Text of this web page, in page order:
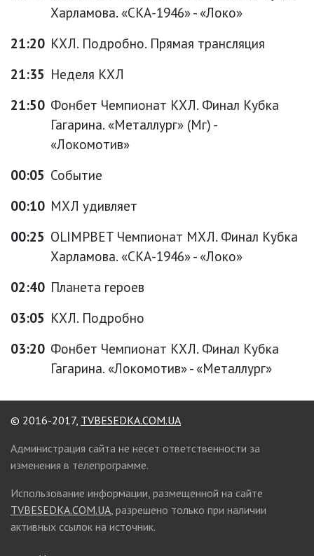
Харламова. «СКА-1946» - «Локо»
21:20 КХЛ. Подробно. Прямая трансляция
21:35 Неделя КХЛ
21:50 Фонбет Чемпионат КХЛ. Финал Кубка
Гагарина. «Металлург» (Мг) -
«Локомотив»
00:05 Событие
00:10 МХЛ удивляет
00:25 OLIMPBET Чемпионат МХЛ. Финал Кубка
Харламова. «СКА-1946» - «Локо»
02:40 Планета героев
03:05 КХЛ. Подробно
03:20 Фонбет Чемпионат КХЛ. Финал Кубка
Гагарина. «Локомотив» - «Металлург»
© 2016-2017, TVBESEDKA.COM.UA
Администрация сайта не несет ответственности за
изменения в телепрограмме.
Использование информации, размещенной на сайте
TVBESEDKA.COM.UA, разрешено только при наличии
активных ссылок на источник.